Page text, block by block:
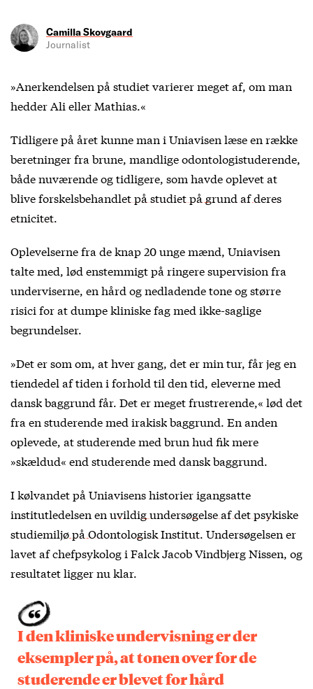
Camilla Skovgaard
Journalist
»Anerkendelsen på studiet varierer meget af, om man
hedder Ali eller Mathias.«
Tidligere på året kunne man i Uniavisen læse en række
beretninger fra brune, mandlige odontologistuderende,
både nuværende og tidligere, som havde oplevet at
bliveforskelsbehandlet på studiet på grund af deres
etnicitet.
Oplevelserne fra de knap 20 unge mænd, Uniavisen
talte med, lød enstemmigt på ringere supervision fra
underviserne, en hård og nedladende tone og større
risici for at dumpe kliniske fag med ikke-saglige
begrundelser.
»Det er som om, at hver gang, det er min tur, får jeg en
tiendedel af tiden i forhold til den tid, eleverne med
dansk baggrund får. Det er meget frustrerende,« lød det
fra en studerende med irakisk baggrund. En anden
oplevede, at studerende med brun hud fik mere
»skældud« end studerende med dansk baggrund.
I kølvandet på Uniavisens historier igangsatte
institutledelsen en uvildig undersøgelse af det psykiske
studiemiljø på Odontologisk Institut. Undersøgelsen er
lavet af chefpsykolog i Falck Jacob Vindbjerg Nissen, og
resultatet ligger nu klar.
I den kliniske undervisning er der
eksempler på, at tonen over for de
studerende er blevet for hård